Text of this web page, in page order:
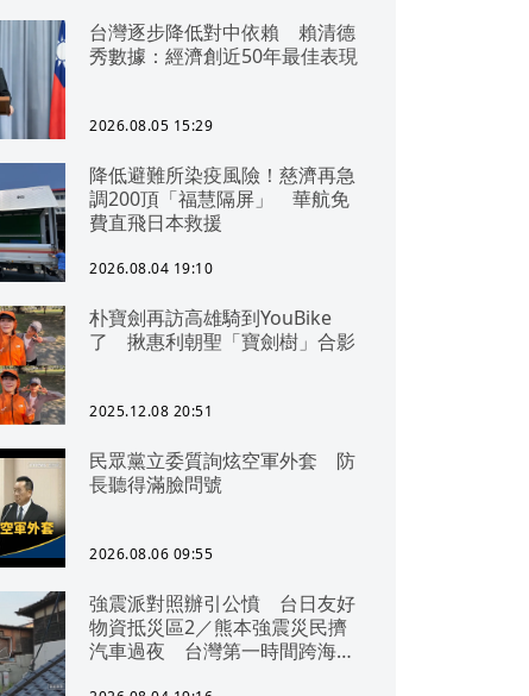
台灣逐步降低對中依賴 賴清德
秀數據：經濟創近50年最佳表現
2026.08.05 15:29
降低避難所染疫風險！慈濟再急
調200頂「福慧隔屏」 華航免
費直飛日本救援
2026.08.04 19:10
朴寶劍再訪高雄騎到YouBike
了 揪惠利朝聖「寶劍樹」合影
2025.12.08 20:51
民眾黨立委質詢炫空軍外套 防
長聽得滿臉問號
2026.08.06 09:55
強震派對照辦引公憤 台日友好
物資抵災區2／熊本強震災民擠
汽車過夜 台灣第一時間跨海急